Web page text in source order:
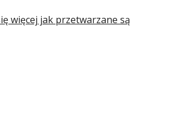
więcej jak przetwarzane są